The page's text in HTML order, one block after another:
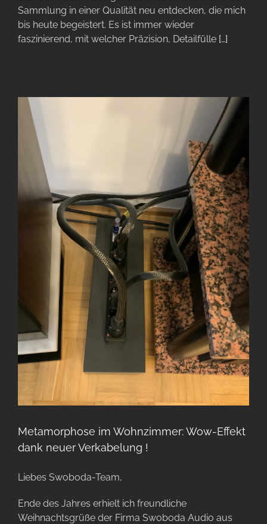
Sammlung in einer Qualität neu entdecken, die mich
bis heute begeistert. Es ist immer wieder
faszinierend, mit welcher Präzision, Detailfülle […]
Metamorphose im Wohnzimmer: Wow-Effekt
dank neuer Verkabelung !
Liebes Swoboda-Team,
Ende des Jahres erhielt ich freundliche
Weihnachtsgrüße der Firma Swoboda Audio aus